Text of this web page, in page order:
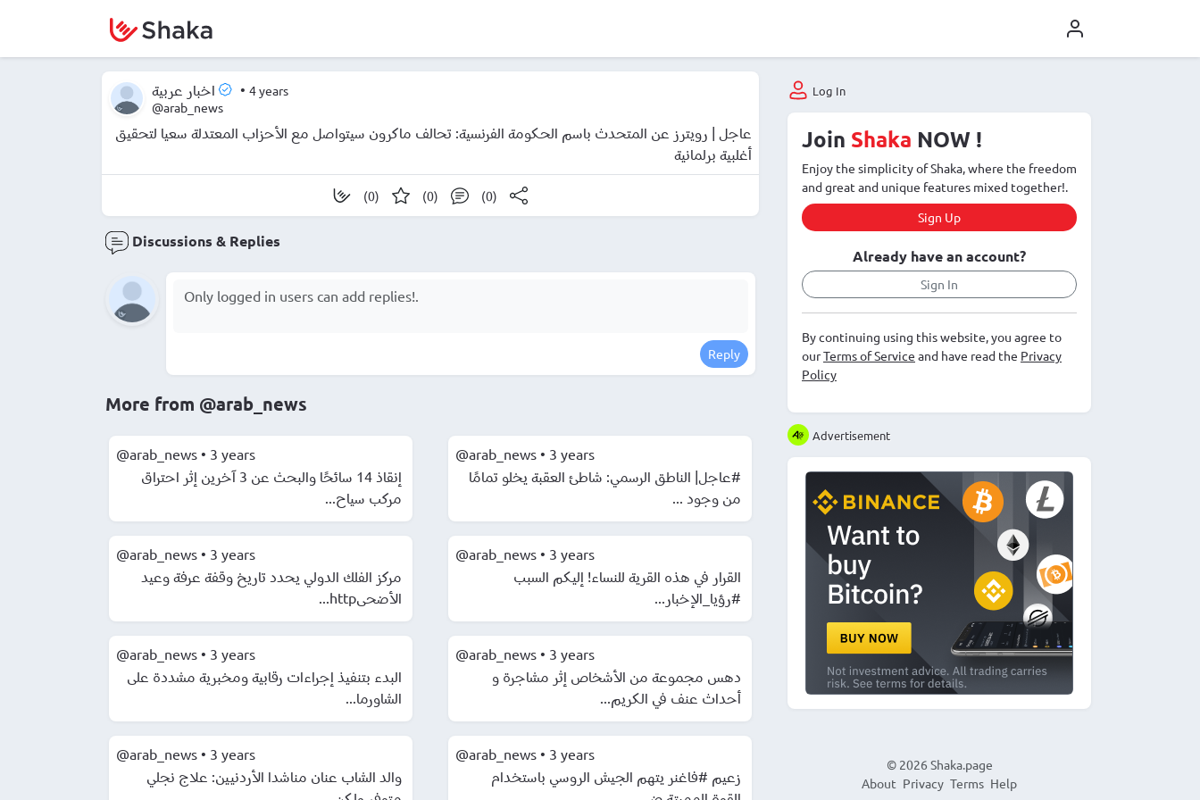
اخبار عربية • 4 years
@arab_news
عاجل | رويترز عن المتحدث باسم الحكومة الفرنسية: تحالف ماكرون سيتواصل مع الأحزاب المعتدلة سعيا لتحقيق
أغلبية برلمانية
(0) (0) (0)
Discussions & Replies
Reply
More from @arab_news
@arab_news • 3 years
إنقاذ 14 سائحًا والبحث عن 3 آخرين إثر احتراق
مركب سياح...
@arab_news • 3 years
#عاجل| الناطق الرسمي: شاطئ العقبة يخلو تمامًا
من وجود ...
@arab_news • 3 years
مركز الفلك الدولي يحدد تاريخ وقفة عرفة وعيد
الأضحىhttp...
@arab_news • 3 years
القرار في هذه القرية للنساء! إليكم السبب
#رؤيا_الإخبار...
@arab_news • 3 years
البدء بتنفيذ إجراءات رقابية ومخبرية مشددة على
الشاورما...
@arab_news • 3 years
دهس مجموعة من الأشخاص إثر مشاجرة و
أحداث عنف في الكريم...
@arab_news • 3 years
والد الشاب عنان مناشدا الأردنيين: علاج نجلي
@arab_news • 3 years
زعيم #فاغنر يتهم الجيش الروسي باستخدام
Log In
Join Shaka NOW !
Enjoy the simplicity of Shaka, where the freedom
and great and unique features mixed together!.
Sign Up
Already have an account?
Sign In
By continuing using this website, you agree to
ourTerms of Service and have read the Privacy
Policy
Advertisement
© 2026 Shaka.page
About Privacy Terms Help